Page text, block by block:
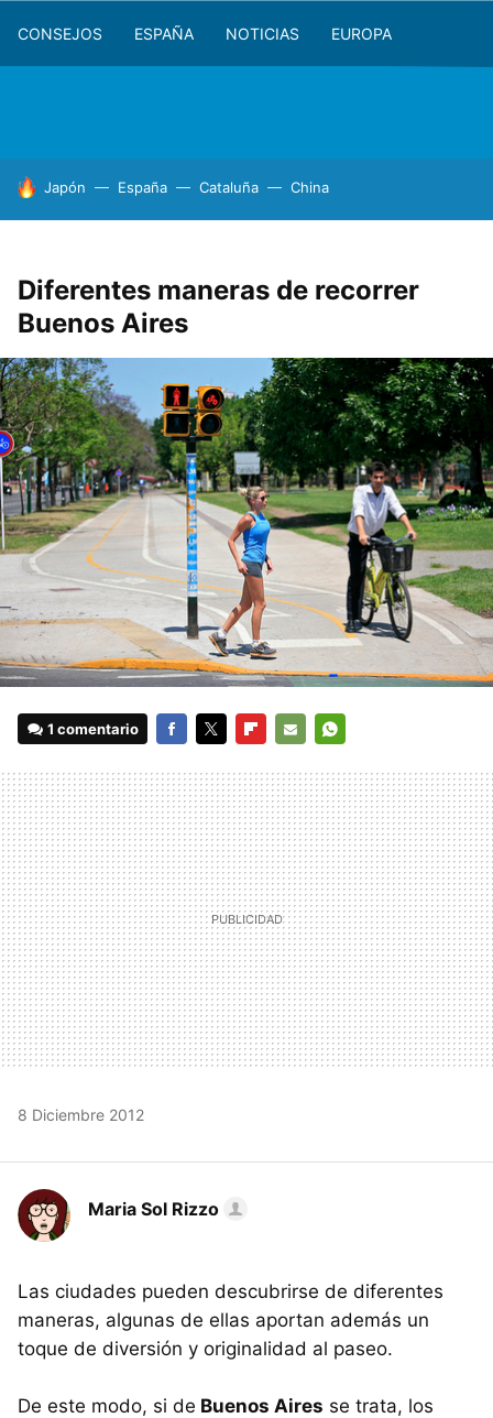
CONSEJOS ESPAÑA NOTICIAS EUROPA
HOY SE HABLA DE
Japón España Cataluña China
Diferentes maneras de recorrer
Buenos Aires
1 comentario
MAIL
8 Diciembre 2012
Maria Sol Rizzo
Las ciudades pueden descubrirse de diferentes
maneras, algunas de ellas aportan además un
toque de diversión y originalidad al paseo.
De este modo, si de Buenos Aires se trata, los